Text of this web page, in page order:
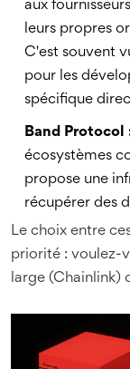
aux
leurs propres
C'est souvent
pour les
spécifique
Band Protocol
écosystèmes
propose une
récupérer des
Le choix entre
priorité : voulez-
large (Chainlink)